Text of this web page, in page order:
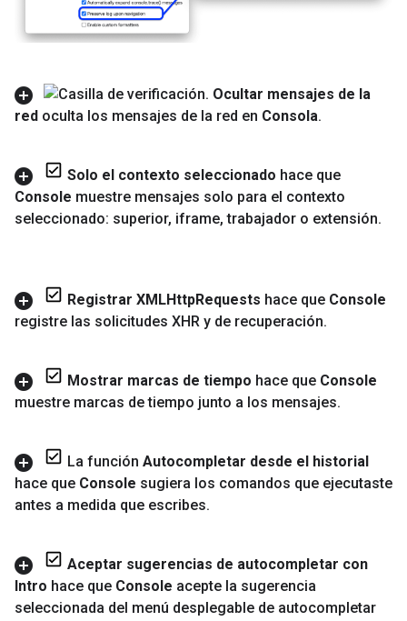
Ocultar mensajes de la
red oculta los mensajes de la red en Consola.
Solo el contexto seleccionado hace que
Console muestre mensajes solo para el contexto
seleccionado: superior, iframe, trabajador o extensión.
Registrar XMLHttpRequests hace que Console
registre las solicitudes XHR y de recuperación.
Mostrar marcas de tiempo hace que Console
muestre marcas de tiempo junto a los mensajes.
La función Autocompletar desde el historial
hace que Console sugiera los comandos que ejecutaste
antes a medida que escribes.
Aceptar sugerencias de autocompletar con
Intro hace que Console acepte la sugerencia
seleccionada del menú desplegable de autocompletar